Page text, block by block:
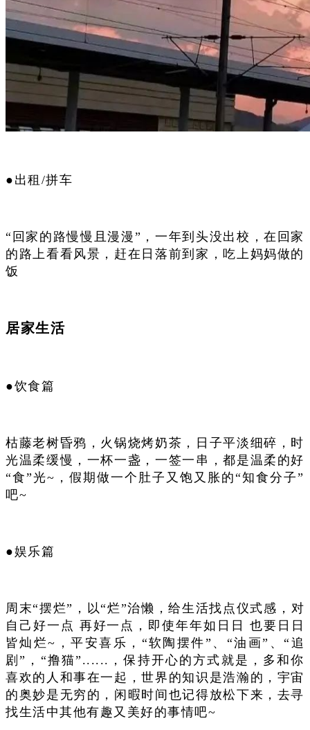
●出租/拼车
“回家的路慢慢且漫漫”，一年到头没出校，在回家
的路上看看风景，赶在日落前到家，吃上妈妈做的
饭
居家生活
●饮食篇
枯藤老树昏鸦，火锅烧烤奶茶，
日子平淡细碎，时
光温柔缓慢，一杯一盏，一签一串，都是温柔的好
“食”光~，假期做一个肚子又饱又胀的“知食分子”
吧~
●娱乐篇
周末“摆烂”，以“烂”治懒，给生活找点仪式感，对
自己好一点 再好一点，即使年年如日日 也要日日
皆灿烂~，平安喜乐，“软陶摆件”、“油画”、“追
剧”，“撸猫”......，保持开心的方式就是，多和你
喜欢的人和事在一起，世界的知识是浩瀚的，宇宙
的奥妙是无穷的，闲暇时间也记得放松下来，去寻
找生活中其他有趣又美好的事情吧~